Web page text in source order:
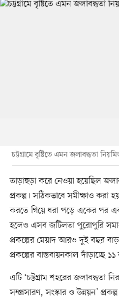
চট্টগ্রামে বৃষ্টিতে এমন জলাবদ্ধতা
তাড়াহুড়া করে নেওয়া হয়েছিল
প্রকল্প। সঠিকভাবে সমীক্ষাও করা
করতে গিয়ে ধরা পড়ে একের পর
হলেও এসব জটিলতা পুরোপুরি
প্রকল্পের মেয়াদ আরও দুই বছর
প্রকল্পের বাস্তবায়নকাল দাঁড়াচ্ছে ১১
এটি ‘চট্টগ্রাম শহরের জলাবদ্ধতা
সম্প্রসারণ, সংস্কার ও উন্নয়ন’